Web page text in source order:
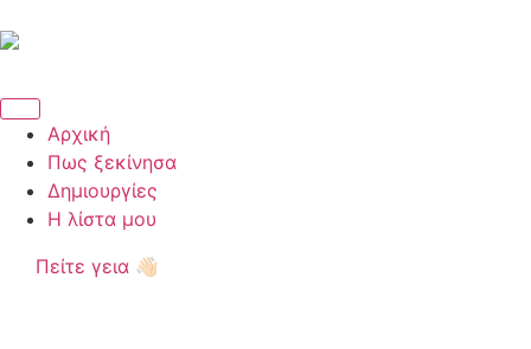
Αρχική
Πως ξεκίνησα
Δημιουργίες
Η λίστα μου
Πείτε γεια 👋🏻